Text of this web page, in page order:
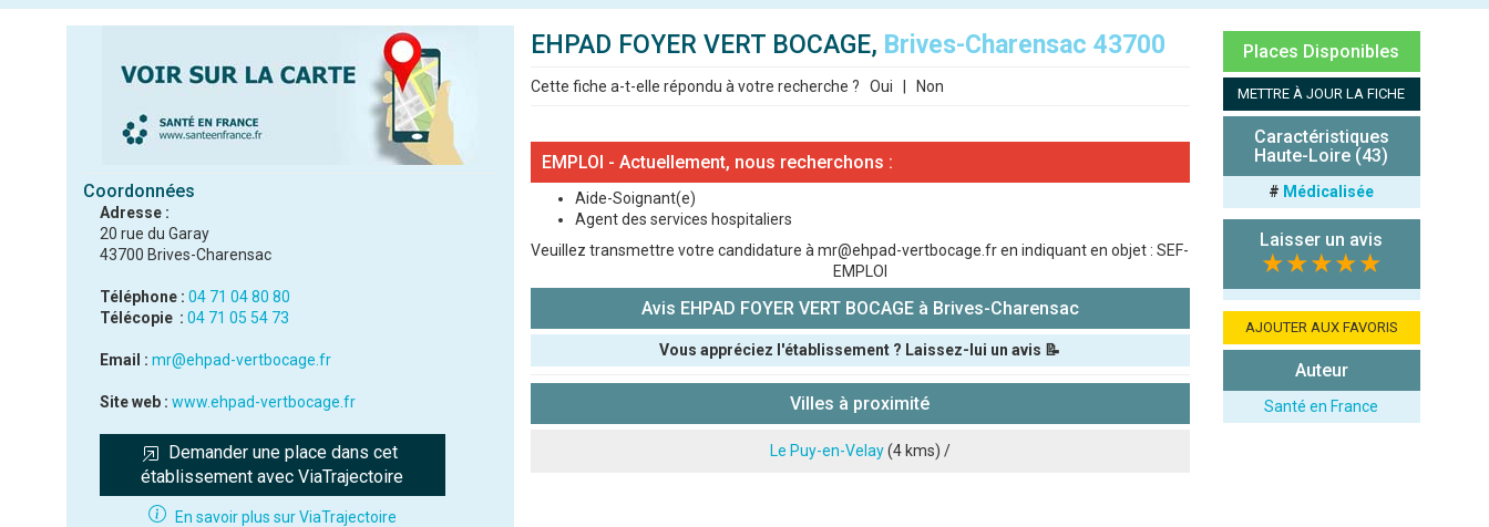
Coordonnées
Adresse :
20 rue du Garay
43700 Brives-Charensac
Téléphone : 04 71 04 80 80
Télécopie : 04 71 05 54 73
Email : mr@ehpad-vertbocage.fr
Site web : www.ehpad-vertbocage.fr
Demander une place dans cet
établissement avec ViaTrajectoire
En savoir plus sur ViaTrajectoire
EHPAD FOYER VERT BOCAGE, Brives-Charensac 43700
Cette fiche a-t-elle répondu à votre recherche ? Oui Non
EMPLOI - Actuellement, nous recherchons :
Aide-Soignant(e)
Agent des services hospitaliers
Veuillez transmettre votre candidature à mr@ehpad-vertbocage.fr en indiquant en objet : SEF-
EMPLOI
Avis EHPAD FOYER VERT BOCAGE à Brives-Charensac
Vous appréciez l'établissement ? Laissez-lui un avis 📝
Note que vous souhaitez attribuer :
Villes à proximité
Le Puy-en-Velay(4 kms) /
Places Disponibles
METTRE À JOUR LA FICHE
Caractéristiques
Haute-Loire (43)
# Médicalisée
Laisser un avis
★★★★★
AJOUTER AUX FAVORIS
Auteur
Santé en France